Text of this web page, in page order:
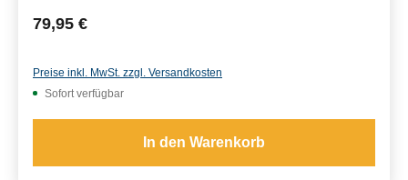
Regulärer Preis:
79,95 €
Preise inkl. MwSt. zzgl. Versandkosten
Sofort verfügbar
In den Warenkorb